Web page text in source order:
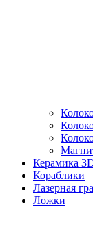
Керамика
Кораблики
Лазерная
Ложки